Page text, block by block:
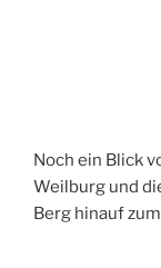
Noch ein Blick
Weilburg und
Berg hinauf